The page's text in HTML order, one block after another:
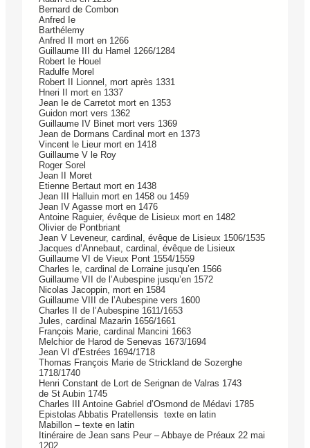
Bernard de Combon
Anfred Ie
Barthélemy
Anfred II mort en 1266
Guillaume III du Hamel 1266/1284
Robert Ie Houel
Radulfe Morel
Robert II Lionnel, mort après 1331
Hneri II mort en 1337
Jean Ie de Carretot mort en 1353
Guidon mort vers 1362
Guillaume IV Binet mort vers 1369
Jean de Dormans Cardinal mort en 1373
Vincent le Lieur mort en 1418
Guillaume V le Roy
Roger Sorel
Jean II Moret
Etienne Bertaut mort en 1438
Jean III Halluin mort en 1458 ou 1459
Jean IV Agasse mort en 1476
Antoine Raguier, évêque de Lisieux mort en 1482
Olivier de Pontbriant
Jean V Leveneur, cardinal, évêque de Lisieux 1506/1535
Jacques d’Annebaut, cardinal, évêque de Lisieux
Guillaume VI de Vieux Pont 1554/1559
Charles Ie, cardinal de Lorraine jusqu’en 1566
Guillaume VII de l’Aubespine jusqu’en 1572
Nicolas Jacoppin, mort en 1584
Guillaume VIII de l’Aubespine vers 1600
Charles II de l’Aubespine 1611/1653
Jules, cardinal Mazarin 1656/1661
François Marie, cardinal Mancini 1663
Melchior de Harod de Senevas 1673/1694
Jean VI d’Estrées 1694/1718
Thomas François Marie de Strickland de Sozerghe
1718/1740
Henri Constant de Lort de Serignan de Valras 1743
de St Aubin 1745
Charles III Antoine Gabriel d’Osmond de Médavi 1785
Epistolas Abbatis Pratellensis texte en latin
Mabillon – texte en latin
Itinéraire de Jean sans Peur – Abbaye de Préaux 22 mai
1202